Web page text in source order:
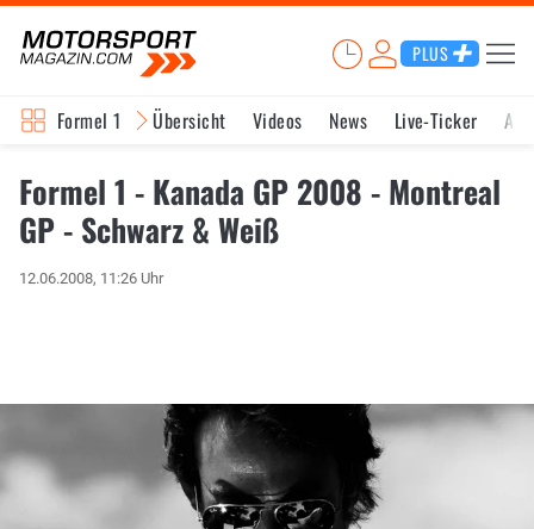
PLUS
Formel 1 Übersicht Videos News Live-Ticker
Formel 1 - Kanada GP 2008 - Montreal
GP - Schwarz & Weiß
12.06.2008, 11:26 Uhr